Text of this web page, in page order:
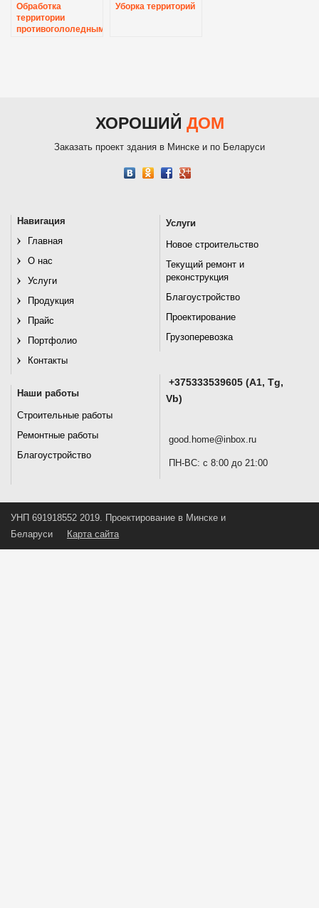
Обработка
территории
противогололедными
Уборка территорий
ХОРОШИЙ ДОМ
Заказать проект здания в Минске и по Беларуси
Навигация
Главная
О нас
Услуги
Продукция
Прайс
Портфолио
Контакты
Услуги
Новое строительство
Текущий ремонт и
реконструкция
Благоустройство
Проектирование
Грузоперевозка
Наши работы
Строительные работы
Ремонтные работы
Благоустройство
+375333539605 (A1, Tg,
Vb)
good.home@inbox.ru
ПН-ВС: с 8:00 до 21:00
УНП 691918552 2019. Проектирование в Минске и
Беларуси
Карта сайта